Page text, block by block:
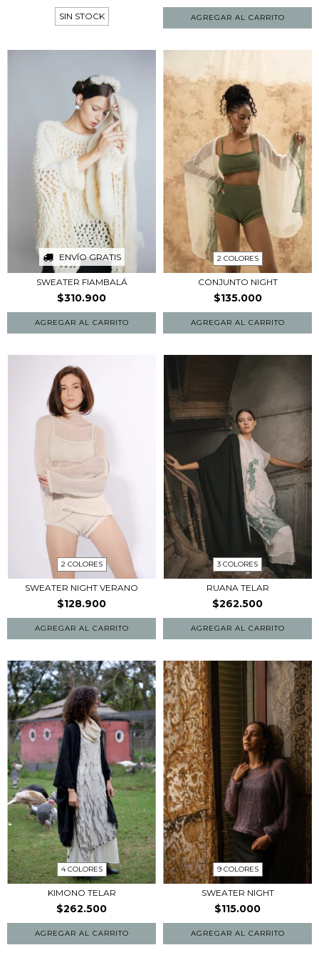
SIN STOCK
ENVÍO GRATIS
SWEATER FIAMBALÁ
$310.900
2 COLORES
CONJUNTO NIGHT
$135.000
AGREGAR AL CARRITO
2 COLORES
SWEATER NIGHT VERANO
$128.900
AGREGAR AL CARRITO
3 COLORES
RUANA TELAR
$262.500
AGREGAR AL CARRITO
4 COLORES
KIMONO TELAR
$262.500
AGREGAR AL CARRITO
9 COLORES
SWEATER NIGHT
$115.000
AGREGAR AL CARRITO